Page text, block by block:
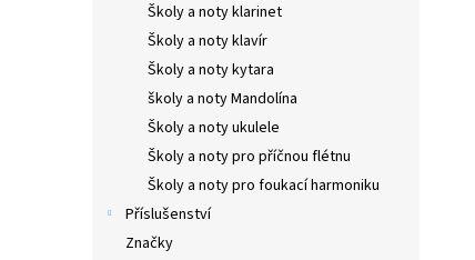
Školy a noty klarinet
Školy a noty klavír
Školy a noty kytara
školy a noty Mandolína
Školy a noty ukulele
Školy a noty pro příčnou flétnu
Školy a noty pro foukací harmoniku
Příslušenství
Značky